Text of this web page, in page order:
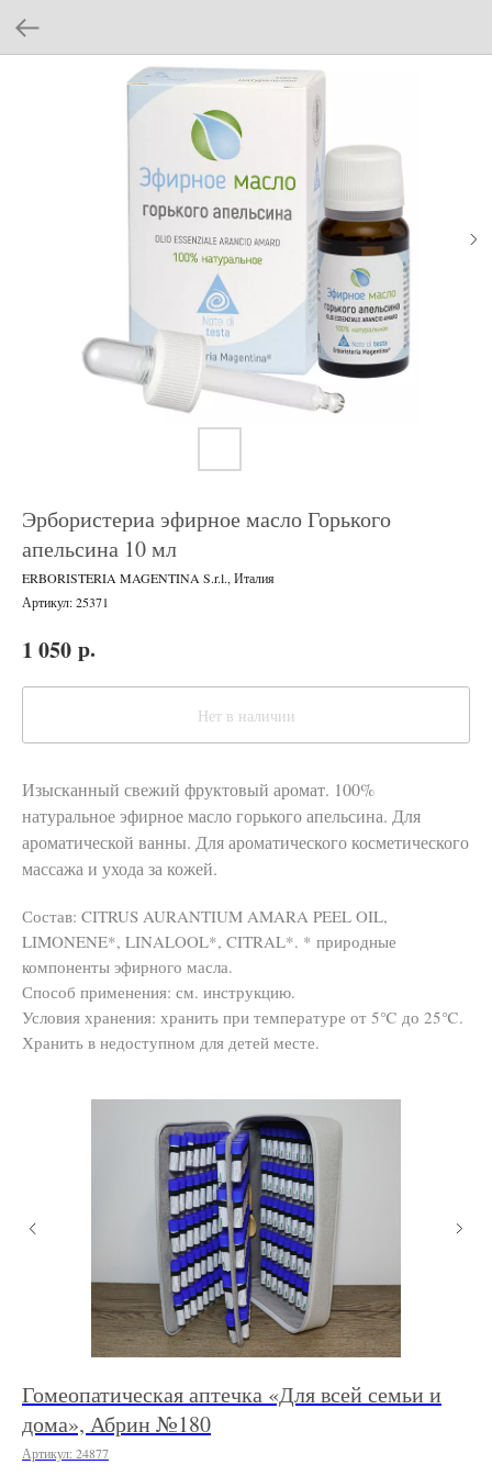
Эрбористериа эфирное масло Горького
апельсина 10 мл
ERBORISTERIA MAGENTINA S.r.l., Италия
Артикул:25371
1 050 р.
Нет в наличии
Изысканный свежий фруктовый аромат. 100%
натуральное эфирное масло горького апельсина. Для
ароматической ванны. Для ароматического косметического
массажа и ухода за кожей.
Состав: CITRUS AURANTIUM AMARA PEEL OIL,
LIMONENE*, LINALOOL*, CITRAL*. * природные
компоненты эфирного масла.
Способ применения: см. инструкцию.
Условия хранения: хранить при температуре от 5℃ до 25℃.
Хранить в недоступном для детей месте.
Гомеопатическая аптечка «Для всей семьи и
дома», Абрин №180
Артикул: 24877